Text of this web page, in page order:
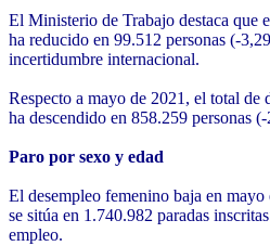
El Ministerio de Trabajo destaca que
ha reducido en 99.512 personas (-
incertidumbre internacional.
Respecto a mayo de 2021, el total de
ha descendido en 858.259 personas
Paro por sexo y edad
El desempleo femenino baja en
se sitúa en 1.740.982 paradas
empleo.